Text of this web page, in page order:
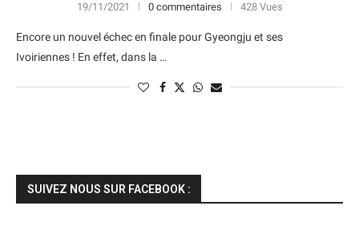
19/11/2021 0 commentaires 428 Vues
Encore un nouvel échec en finale pour Gyeongju et ses
Ivoiriennes ! En effet, dans la …
SUIVEZ NOUS SUR FACEBOOK :